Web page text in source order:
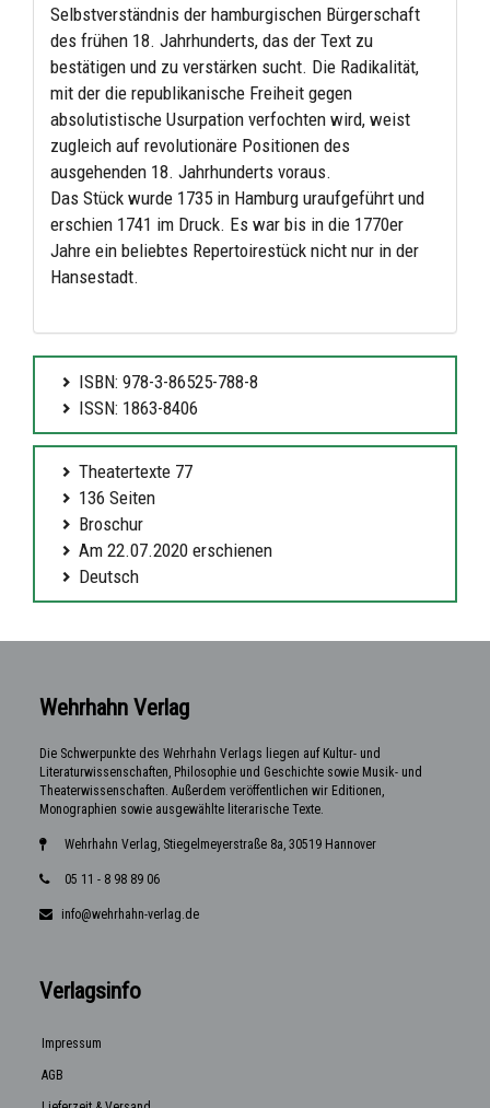
Selbstverständnis der hamburgischen Bürgerschaft
des frühen 18. Jahrhunderts, das der Text zu
bestätigen und zu verstärken sucht. Die Radikalität,
mit der die republikanische Freiheit gegen
absolutistische Usurpation verfochten wird, weist
zugleich auf revolutionäre Positionen des
ausgehenden 18. Jahrhunderts voraus.
Das Stück wurde 1735 in Hamburg uraufgeführt und
erschien 1741 im Druck. Es war bis in die 1770er
Jahre ein beliebtes Repertoirestück nicht nur in der
Hansestadt.
ISBN: 978-3-86525-788-8
ISSN: 1863-8406
Theatertexte 77
136 Seiten
Broschur
Am 22.07.2020 erschienen
Deutsch
Wehrhahn Verlag
Die Schwerpunkte des Wehrhahn Verlags liegen auf Kultur- und
Literaturwissenschaften, Philosophie und Geschichte sowie Musik- und
Theaterwissenschaften. Außerdem veröffentlichen wir Editionen,
Monographien sowie ausgewählte literarische Texte.
Wehrhahn Verlag, Stiegelmeyerstraße 8a, 30519 Hannover
05 11 - 8 98 89 06
info@wehrhahn-verlag.de
Verlagsinfo
Impressum
AGB